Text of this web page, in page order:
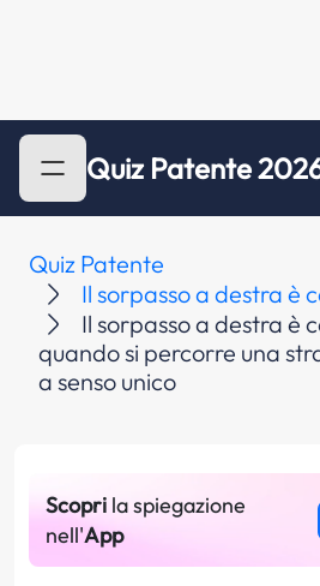
Quiz Patente
Quiz Patente
Il sorpasso a destra è
Il sorpasso a destra è
quando si percorre una
a senso unico
Scopri la spiegazione
nell'App